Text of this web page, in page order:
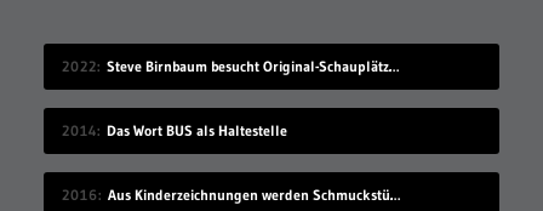
2022 Steve Birnbaum besucht Original-Schauplätze von Musik-Fotografien
2014 Das Wort BUS als Haltestelle
2016 Aus Kinderzeichnungen werden Schmuckstücke